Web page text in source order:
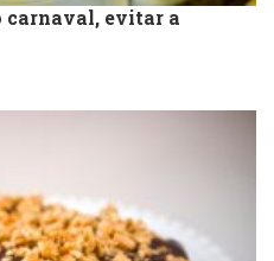
carnaval, evitar a